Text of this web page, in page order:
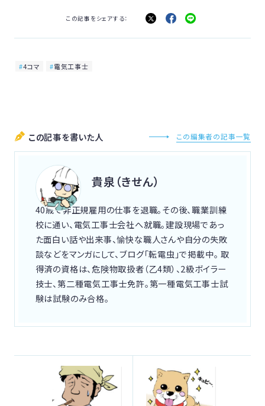
この記事をシェアする：
4コマ 電気工事士
この記事を書いた人 この編集者の記事一覧
貴泉（きせん）
40歳で非正規雇用の仕事を退職。その後、職業訓練
校に通い、電気工事士会社へ就職。建設現場であっ
た面白い話や出来事、愉快な職人さんや自分の失敗
談などをマンガにして、ブログ「転電虫」で掲載中。 取
得済の資格は、危険物取扱者（乙4類）、2級ボイラー
技士、第二種電気工事士免許。第一種電気工事士試
験は試験のみ合格。